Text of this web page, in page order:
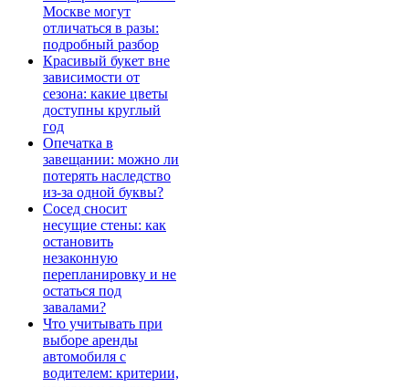
Москве могут
отличаться в разы:
подробный разбор
Красивый букет вне
зависимости от
сезона: какие цветы
доступны круглый
год
Опечатка в
завещании: можно ли
потерять наследство
из-за одной буквы?
Сосед сносит
несущие стены: как
остановить
незаконную
перепланировку и не
остаться под
завалами?
Что учитывать при
выборе аренды
автомобиля с
водителем: критерии,